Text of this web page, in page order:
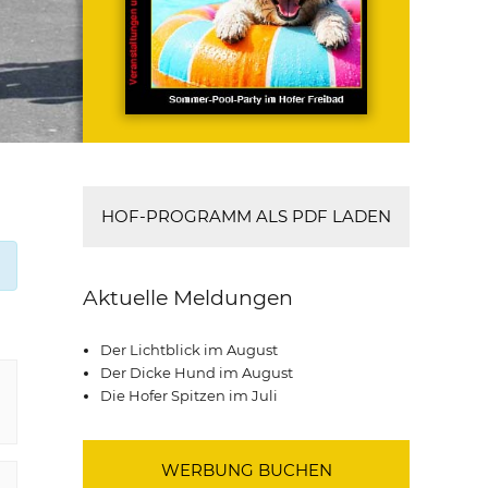
HOF-PROGRAMM ALS PDF LADEN
Aktuelle Meldungen
Der Lichtblick im August
Der Dicke Hund im August
Die Hofer Spitzen im Juli
WERBUNG BUCHEN